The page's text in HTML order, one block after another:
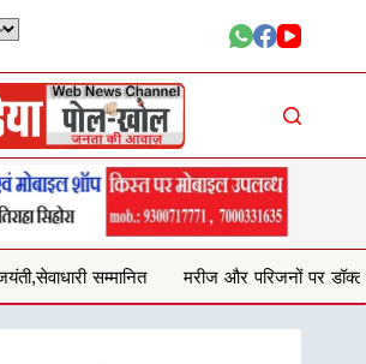
मरीज और परिजनों पर डॉक्टर ने लगाये गालीगलौच और